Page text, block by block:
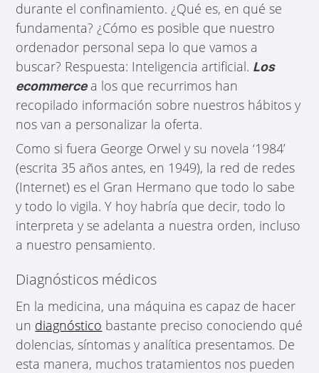
durante el confinamiento. ¿Qué es, en qué se
fundamenta? ¿Cómo es posible que nuestro
ordenador personal sepa lo que vamos a
buscar? Respuesta: Inteligencia artificial. Los
ecommercea los que recurrimos han
recopilado información sobre nuestros hábitos y
nos van a personalizar la oferta.
Como si fuera George Orwel y su novela ‘1984’
(escrita 35 años antes, en 1949), la red de redes
(Internet) es el Gran Hermano que todo lo sabe
y todo lo vigila. Y hoy habría que decir, todo lo
interpreta y se adelanta a nuestra orden, incluso
a nuestro pensamiento.
Diagnósticos médicos
En la medicina, una máquina es capaz de hacer
un diagnóstico bastante preciso conociendo qué
dolencias, síntomas y analítica presentamos. De
esta manera, muchos tratamientos nos pueden